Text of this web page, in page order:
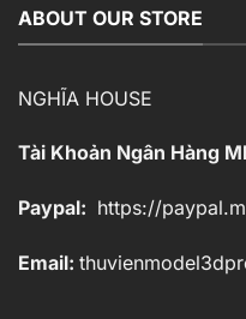
ABOUT OUR STORE
NGHĨA HOUSE
Tài Khoản Ngân Hàng
Paypal: https://
Email: